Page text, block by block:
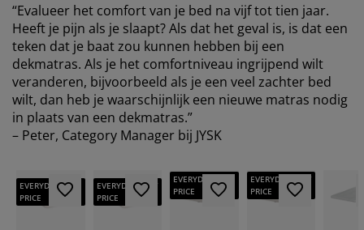
“Evalueer het comfort van je bed na vijf tot tien jaar.
Heeft je pijn als je slaapt? Als dat het geval is, is dat een
teken dat je baat zou kunnen hebben bij een
dekmatras. Als je het comfortniveau ingrijpend wilt
veranderen, bijvoorbeeld als je een veel zachter bed
wilt, dan heb je waarschijnlijk een nieuwe matras nodig
in plaats van een dekmatras.”
– Peter, Category Manager bij JYSK
EVERYDAY LOW
PRICE
EVERYDAY LOW
PRICE
EVERYDAY LOW
PRICE
EVERYDAY LOW
PRICE